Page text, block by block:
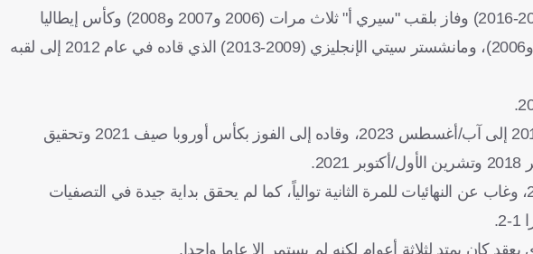
2004) وتوج معه باللقب ذاته (2004)، وإنتر (2004-2008 و2014-2016) وفاز بلقب "سيري أ" ثلاث مرات (2006 و2007 و2008) وكأس إيطاليا
مرتين (2005 و2006) والكأس السوبر الإيطالية مرتين (2005 و2006)، ومانشستر سيتي الإنجليزي (2009-2013) الذي قاده في عام 2012 إلى لقبه
وتولى مانشيني تدريب منتخب بلاده في الفترة من أيار/مايو 2018 إلى آب/أغسطس 2023، وقاده إلى الفوز بكأس أوروبا صيف 2021 وتحقيق
لكن المنتخب الوطني فشل أيضاً في التأهل لكأس العالم 2022، وغاب عن النهائيات للمرة الثانية توالياً، كما لم يحقق بداية جيدة في التصفيات